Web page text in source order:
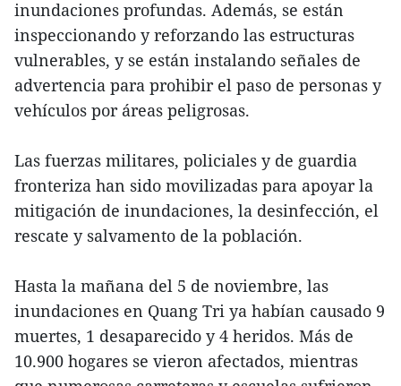
inundaciones profundas. Además, se están
inspeccionando y reforzando las estructuras
vulnerables, y se están instalando señales de
advertencia para prohibir el paso de personas y
vehículos por áreas peligrosas.
Las fuerzas militares, policiales y de guardia
fronteriza han sido movilizadas para apoyar la
mitigación de inundaciones, la desinfección, el
rescate y salvamento de la población.
Hasta la mañana del 5 de noviembre, las
inundaciones en Quang Tri ya habían causado 9
muertes, 1 desaparecido y 4 heridos. Más de
10.900 hogares se vieron afectados, mientras